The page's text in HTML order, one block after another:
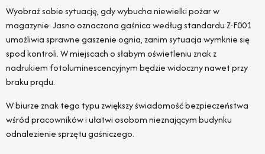
Wyobraź sobie sytuację, gdy wybucha niewielki pożar w
magazynie. Jasno oznaczona gaśnica według standardu Z-F001
umożliwia sprawne gaszenie ognia, zanim sytuacja wymknie się
spod kontroli. W miejscach o słabym oświetleniu znak z
nadrukiem fotoluminescencyjnym będzie widoczny nawet przy
braku prądu.
W biurze znak tego typu zwiększy świadomość bezpieczeństwa
wśród pracowników i ułatwi osobom nieznającym budynku
odnalezienie sprzętu gaśniczego.